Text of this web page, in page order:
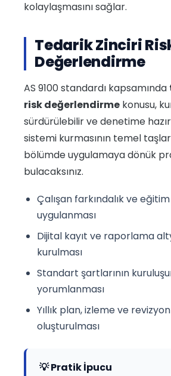
kolaylaşmasını sağlar.
Tedarik Zinciri
Değerlendirme
AS 9100 standardı kapsamında
risk değerlendirme konusu,
sürdürülebilir ve denetime
sistemi kurmasının temel
bölümde uygulamaya dönük
bulacaksınız.
Çalışan farkındalık ve
uygulanması
Dijital kayıt ve raporlama
kurulması
Standart şartlarının
yorumlanması
Yıllık plan, izleme ve
oluşturulması
💡 Pratik İpucu